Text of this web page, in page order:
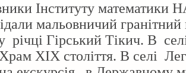
Інституту математики
мальовничий
річці Гірський Тікич. В
XIX століття. В селі